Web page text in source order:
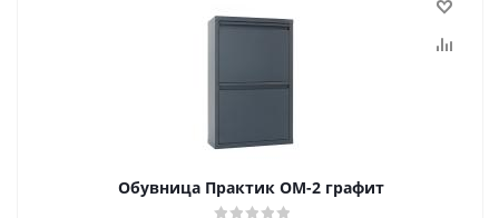
Обувница Практик ОМ-2 графит